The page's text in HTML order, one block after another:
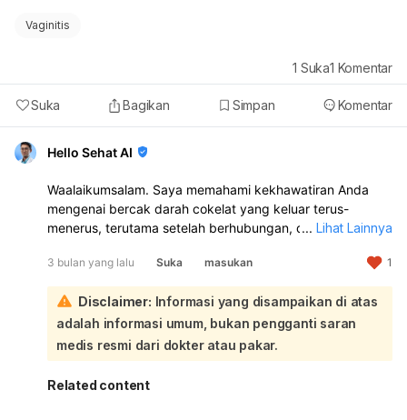
Vaginitis
Suka Bagikan Simpan Komentar
1 Suka1 Komentar
Hello Sehat AI
Waalaikumsalam. Saya memahami kekhawatiran Anda
mengenai bercak darah cokelat yang keluar terus-
menerus, terutama setelah berhubungan, dan hasil test
Bercak darah cokelat umumnya bisa menandakan darah
yang sudah lama berada di rahim dan seringkali normal,
terutama di awal atau akhir siklus menstruasi. Namun, jika
bercak ini terjadi terus-menerus dan disertai perdarahan
setelah berhubungan, ini perlu diperiksakan lebih lanjut.
Meskipun test pack menunjukkan hasil negatif, terkadang
hasil negatif palsu bisa terjadi jika tes dilakukan terlalu
... Lihat Lainnya
3 bulan yang lalu Suka masukan 1
Disclaimer: Informasi yang disampaikan di atas
adalah informasi umum, bukan pengganti saran
medis resmi dari dokter atau pakar.
Related content